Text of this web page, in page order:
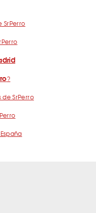
?
SrPerro